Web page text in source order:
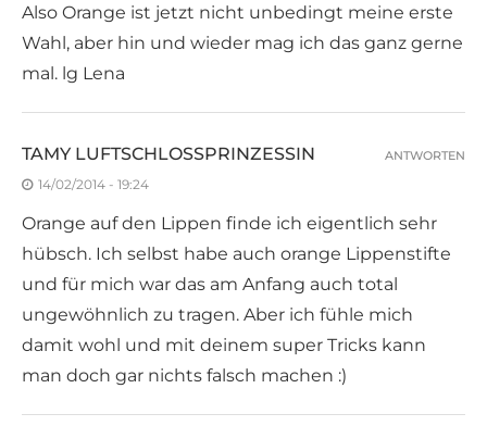
Also Orange ist jetzt nicht unbedingt meine erste
Wahl, aber hin und wieder mag ich das ganz gerne
mal. lg Lena
TAMY LUFTSCHLOSSPRINZESSIN
14/02/2014 - 19:24
Orange auf den Lippen finde ich eigentlich sehr
hübsch. Ich selbst habe auch orange Lippenstifte
und für mich war das am Anfang auch total
ungewöhnlich zu tragen. Aber ich fühle mich
damit wohl und mit deinem super Tricks kann
man doch gar nichts falsch machen :)
ANTWORTEN